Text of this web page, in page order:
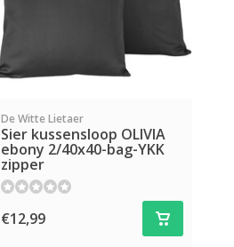
De Witte Lietaer
Sier kussensloop OLIVIA
ebony 2/40x40-bag-YKK
zipper
€12,99